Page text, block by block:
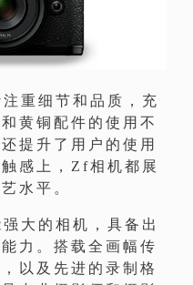
重细节和品质，充
黄铜配件的使用不
提升了用户的使用
感上，Zf相机都展
水平。
大的相机，具备出
力。搭载全画幅传
以及先进的录制格